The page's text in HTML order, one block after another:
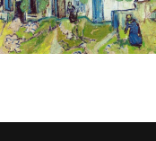
FEBBRAIO 7, 2026